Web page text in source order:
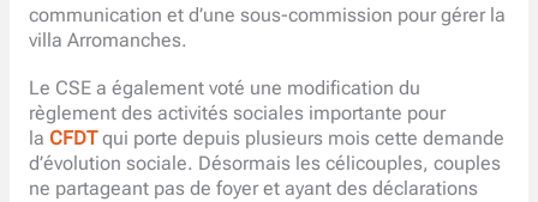
communication et d’une sous-commission pour gérer la
villa Arromanches.
Le CSE a également voté une modification du
règlement des activités sociales importante pour
la CFDTqui porte depuis plusieurs mois cette demande
d’évolution sociale. Désormais les célicouples, couples
ne partageant pas de foyer et ayant des déclarations